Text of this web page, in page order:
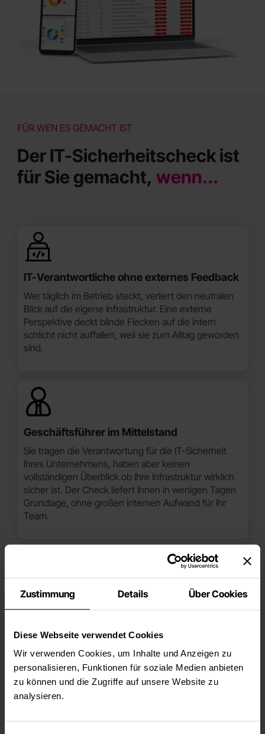
Zustimmung Details Über Cookies
Diese Webseite verwendet Cookies
Wir verwenden Cookies, um Inhalte und Anzeigen zu
personalisieren, Funktionen für soziale Medien anbieten
zu können und die Zugriffe auf unsere Website zu
analysieren.
FÜR WEN ES GEMACHT IST
Der IT-Sicherheitscheck ist
für Sie gemacht, wenn...
IT-Verantwortliche ohne externes Feedback
Wer täglich im Betrieb steckt, verliert den neutralen
Blick auf die eigene Infrastruktur. Eine externe
Perspektive deckt blinde Flecken auf die intern
schlicht nicht auffallen, weil sie zum Alltag geworden
sind.
Geschäftsführer im Mittelstand
Sie tragen die Verantwortung für die IT-Sicherheit
Ihres Unternehmens, haben aber keinen
vollständigen Überblick ob Ihre Infrastruktur wirklich
sicher ist. Der Check liefert Ihnen in wenigen Tagen
Grundlage, ohne großen internen Aufwand für Ihr
Team.
Wer einmal betroffen war weiß, dass der nächste
Angriff kommt. Nach einem Vorfall zeigt der Check
systematisch wo die Lücken lagen und was konkret
geschlossen werden muss, damit es nicht wieder
passiert.